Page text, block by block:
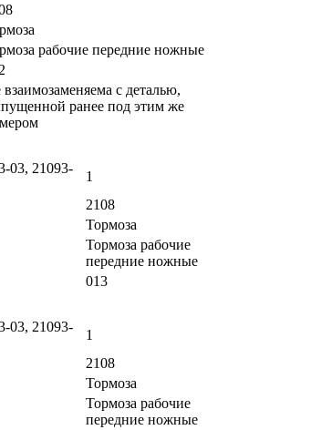
рабочие передние ножные
с деталью,
ранее под этим же
03, 21093-
1
2108
Тормоза
Тормоза рабочие
передние ножные
013
03, 21093-
1
2108
Тормоза
Тормоза рабочие
передние ножные